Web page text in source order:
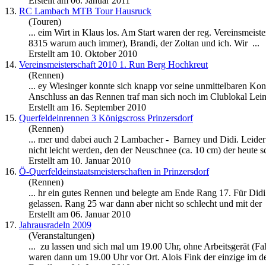
13. RC Lambach MTB Tour Hausruck
(Touren)
... eim Wirt in Klaus los. Am Start waren der reg.
8315 warum auch immer), Brandi, der Zoltan und ich. Wir ...
Erstellt am 10. Oktober 2010
14. Vereinsmeisterschaft 2010 1. Run Berg Hochkreut
(Rennen)
... ey Wiesinger konnte sich knapp vor seine unmittelbaren
Anschluss an das Rennen traf man sich noch im Clublokal
Erstellt am 16. September 2010
15. Querfeldeinrennen 3 Königscross Prinzersdorf
(Rennen)
... mer und dabei auch 2 Lambacher - Barney und Didi. Leider
nicht leicht werden, den der Neuschnee (ca. 10 cm) der heute
Erstellt am 10. Januar 2010
16. Ö-Querfeldeinstaatsmeisterschaften in Prinzersdorf
(Rennen)
... hr ein gutes Rennen und belegte am Ende Rang 17. Für
gelassen. Rang 25 war dann aber nicht so schlecht und mit
Erstellt am 06. Januar 2010
17. Jahrausradeln 2009
(Veranstaltungen)
... zu lassen und sich mal um 19.00 Uhr, ohne Arbeitsgerät
waren dann um 19.00 Uhr vor Ort. Alois Fink der einzige im